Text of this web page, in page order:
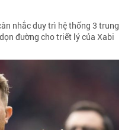
nhắc duy trì hệ thống 3 trung
đường cho triết lý của Xabi